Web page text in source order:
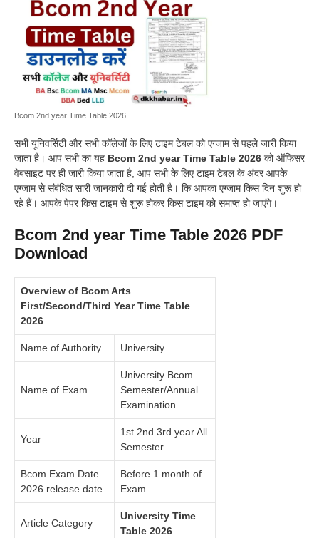
Bcom 2nd year Time Table 2026
सभी यूनिवर्सिटी और सभी कॉलेजों के लिए टाइम टेबल को एग्जाम से पहले जारी किया
जाता है । आप सभी का यह Bcom 2nd year Time Table 2026 को ऑफिसर
वेबसाइट पर ही जारी किया जाता है, आप सभी के लिए टाइम टेबल के अंदर आपके
एग्जाम से संबंधित सारी जानकारी दी गई होती है । कि आपका एग्जाम किस दिन शुरू हो
रहे हैं। आपके पेपर किस टाइम से शुरू होकर किस टाइम को समाप्त हो जाएंगे।
Bcom 2nd year Time Table 2026 PDF
Download
Overview of Bcom Arts
First/Second/Third Year Time Table
2026
Name of Authority University
Name of Exam
University Bcom
Semester/Annual
Examination
Year
1st 2nd 3rd year All
Semester
Bcom Exam Date
2026 release date
Before 1 month of
Exam
Article Category
University Time
Table 2026